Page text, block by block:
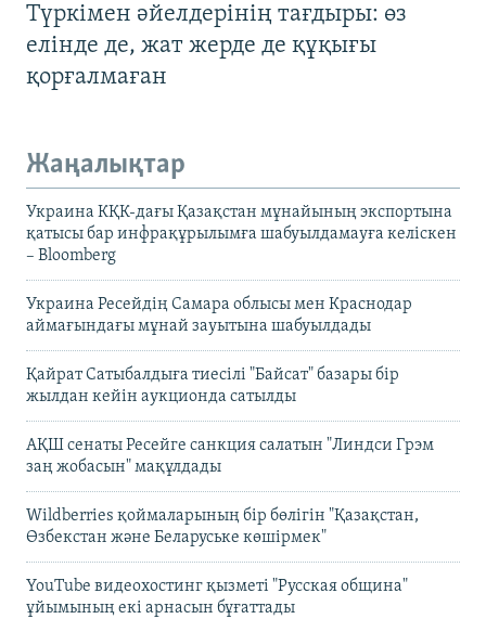
Түркімен әйелдерінің тағдыры: өз
елінде де, жат жерде де құқығы
қорғалмаған
Жаңалықтар
Украина КҚК-дағы Қазақстан мұнайының экспортына
қатысы бар инфрақұрылымға шабуылдамауға келіскен
– Bloomberg
Украина Ресейдің Самара облысы мен Краснодар
аймағындағы мұнай зауытына шабуылдады
Қайрат Сатыбалдыға тиесілі "Байсат" базары бір
жылдан кейін аукционда сатылды
АҚШ сенаты Ресейге санкция салатын "Линдси Грэм
заң жобасын" мақұлдады
Wildberries қоймаларының бір бөлігін "Қазақстан,
Өзбекстан және Беларуське көшірмек"
YouTube видеохостинг қызметі "Русская община"
ұйымының екі арнасын бұғаттады